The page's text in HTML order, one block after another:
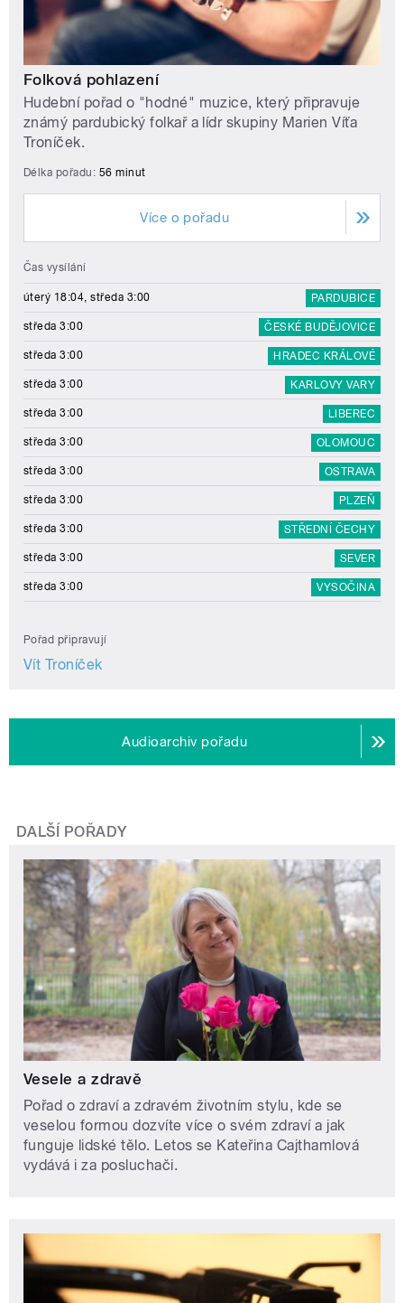
Folková pohlazení
Hudební pořad o "hodné" muzice, který připravuje
známý pardubický folkař a lídr skupiny Marien Víťa
Troníček.
Délka pořadu: 56 minut
Více o pořadu
Čas vysílání
úterý 18:04, středa 3:00 PARDUBICE
středa 3:00 ČESKÉ BUDĚJOVICE
středa 3:00 HRADEC KRÁLOVÉ
středa 3:00 KARLOVY VARY
středa 3:00 LIBEREC
středa 3:00 OLOMOUC
středa 3:00 OSTRAVA
středa 3:00 PLZEŇ
středa 3:00 STŘEDNÍ ČECHY
středa 3:00 SEVER
středa 3:00 VYSOČINA
Pořad připravují
Vít Troníček
Audioarchiv pořadu
DALŠÍ POŘADY
Vesele a zdravě
Pořad o zdraví a zdravém životním stylu, kde se
veselou formou dozvíte více o svém zdraví a jak
funguje lidské tělo. Letos se Kateřina Cajthamlová
vydává i za posluchači.